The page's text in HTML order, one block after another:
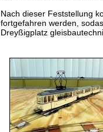
Nach dieser Feststellung
fortgefahren werden,
Dreyßigplatz